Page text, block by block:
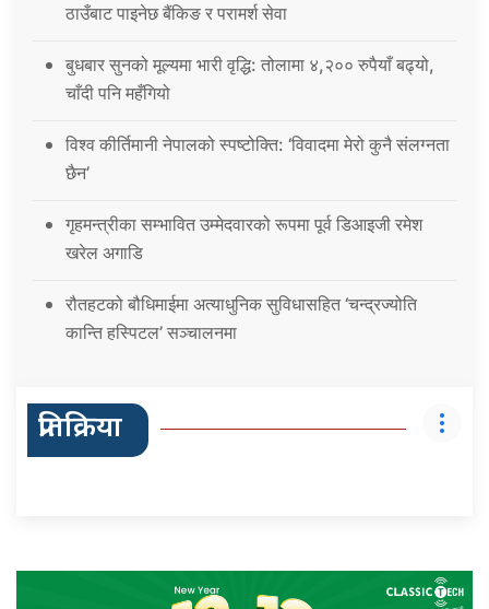
ठाउँबाट पाइनेछ बैंकिङ र परामर्श सेवा
बुधबार सुनको मूल्यमा भारी वृद्धि: तोलामा ४,२०० रुपैयाँ बढ्यो,
चाँदी पनि महँगियो
विश्व कीर्तिमानी नेपालको स्पष्टोक्ति: ‘विवादमा मेरो कुनै संलग्नता
छैन’
गृहमन्त्रीका सम्भावित उम्मेदवारको रूपमा पूर्व डिआइजी रमेश
खरेल अगाडि
रौतहटको बौधिमाईमा अत्याधुनिक सुविधासहित ‘चन्द्रज्योति
कान्ति हस्पिटल’ सञ्चालनमा
प्रतिक्रिया